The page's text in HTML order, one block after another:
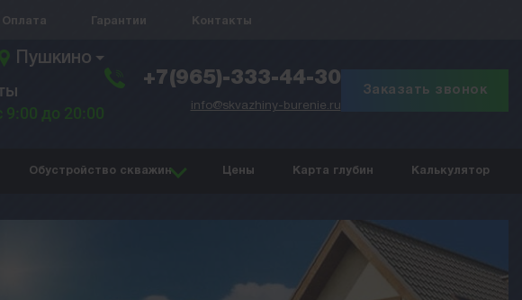
Оплата Гарантии Контакты
Пушкино
9:00 до 20:00
+7(965)-333-44-30
info@skvazhiny-burenie.ru
Заказать звонок
Обустройство скважин Цены Карта глубин Калькулятор